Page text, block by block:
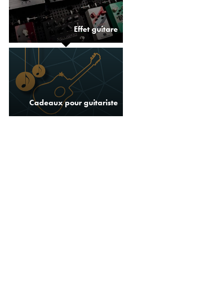
Effet guitare
Cadeaux pour guitariste